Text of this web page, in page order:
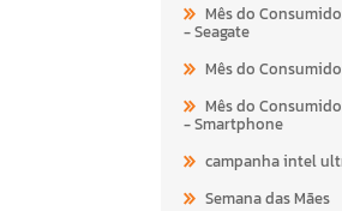
Mês do
- Seagate
Mês do
Mês do
- Smartphone
campanha intel
Semana das Mães